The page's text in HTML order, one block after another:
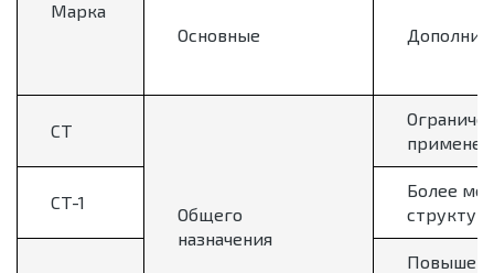
Марка
Основные
СТ
Общего
назначения
СТ-1
Более